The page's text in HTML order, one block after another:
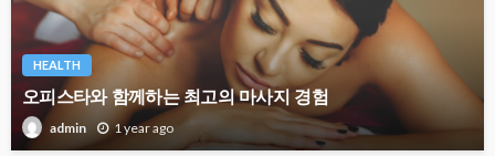
HEALTH
오피스타와 함께하는 최고의 마사지 경험
admin 1 year ago